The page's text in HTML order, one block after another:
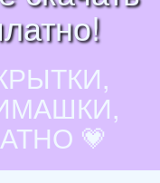
💗